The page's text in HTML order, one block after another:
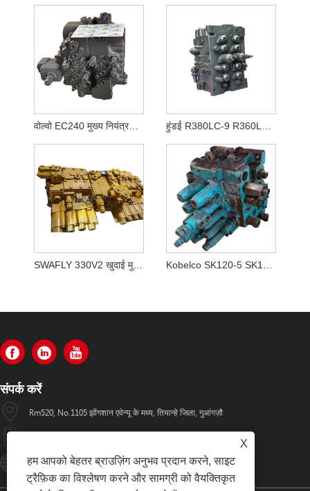
वोल्वो EC240 मुख्य नियंत्रण वाल्व 14636701
SWAFLY 330V2 खुदाई मुख्य नियंत्रण वाल्व Kobelco SK120-5 SK120-3 SK120 के लिए मुख्य नियंत्रण वाल्व परख
संपर्क करें
Rm520, No.1105 झोंगशान एवेन्यू के मध्य, तियान्हे जिला, गुआंगज़ौ
Sales01@swaflyexcavator.cn
X
हम आपको बेहतर ब्राउज़िंग अनुभव प्रदान करने, साइट
ट्रैफ़िक का विश्लेषण करने और सामग्री को वैयक्तिकृत